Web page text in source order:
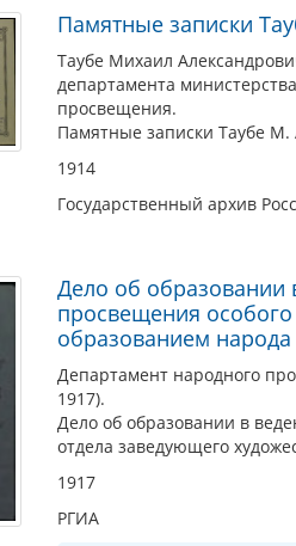
Памятные записки
Таубе Михаил
департамента
просвещения.
Памятные записки Таубе М.
1914
Государственный архив
Дело об образовании
просвещения
образованием народа
Департамент народного
1917).
Дело об образовании в
отдела заведующего
1917
РГИА